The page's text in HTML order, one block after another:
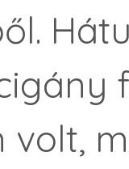
volt,